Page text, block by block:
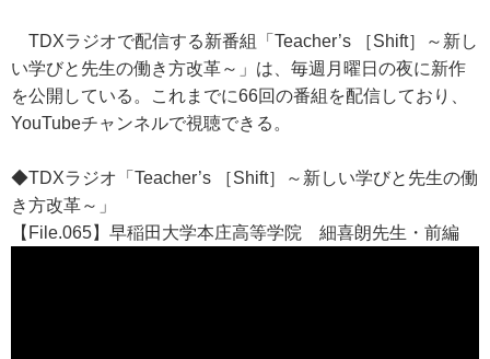
TDXラジオで配信する新番組「Teacher’s ［Shift］～新し
い学びと先生の働き方改革～」は、毎週月曜日の夜に新作
を公開している。これまでに66回の番組を配信しており、
YouTubeチャンネルで視聴できる。
◆TDXラジオ「Teacher’s ［Shift］～新しい学びと先生の働
き方改革～」
【File.065】早稲田大学本庄高等学院 細喜朗先生・前編